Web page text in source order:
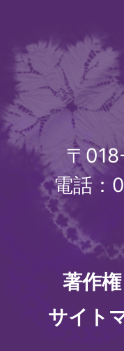
〒
電話：
著作権
サイト